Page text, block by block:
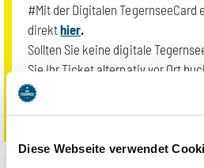
Diese Webseite verwendet
#Mit der Digitalen TegernseeCard
direkthier.
Sollten Sie keine digitale
Sie Ihr Ticket alternativ vor Ort
Verständnis dafür, dass eine